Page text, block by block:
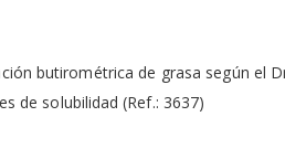
butirométrica de grasa según el
de solubilidad (Ref.: 3637)